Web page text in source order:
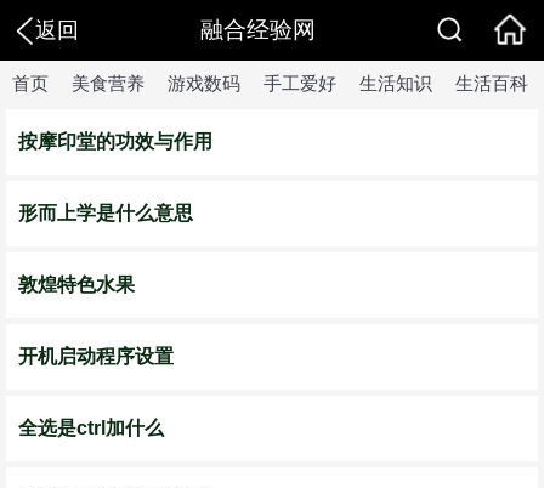
返回 融合经验网
首页 美食营养 游戏数码 手工爱好 生活知识 生活百科
按摩印堂的功效与作用
形而上学是什么意思
敦煌特色水果
开机启动程序设置
全选是ctrl加什么